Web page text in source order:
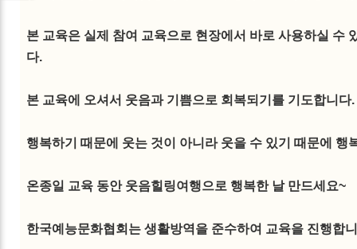
본 교육은 실제 참여 교육으로 현장에서 바로 사용하실 수
다.
본 교육에 오셔서 웃음과 기쁨으로 회복되기를 기도합니다.
행복하기 때문에 웃는 것이 아니라 웃을 수 있기 때문에
온종일 교육 동안 웃음힐링여행으로 행복한 날 만드세요~
한국예능문화협회는 생활방역을 준수하여 교육을 진행합